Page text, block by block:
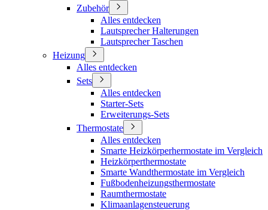
Zubehör
Alles entdecken
Lautsprecher Halterungen
Lautsprecher Taschen
Heizung
Alles entdecken
Sets
Alles entdecken
Starter-Sets
Erweiterungs-Sets
Thermostate
Alles entdecken
Smarte Heizkörperhermostate im Vergleich
Heizkörperthermostate
Smarte Wandthermostate im Vergleich
Fußbodenheizungsthermostate
Raumthermostate
Klimaanlagensteuerung